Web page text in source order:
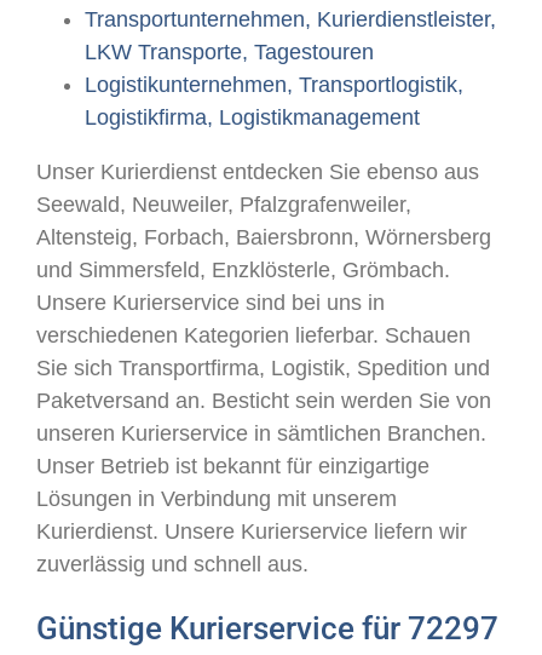
Transportunternehmen, Kurierdienstleister,
LKW Transporte, Tagestouren
Logistikunternehmen, Transportlogistik,
Logistikfirma, Logistikmanagement
Unser Kurierdienst entdecken Sie ebenso aus
Seewald, Neuweiler, Pfalzgrafenweiler,
Altensteig, Forbach, Baiersbronn, Wörnersberg
und Simmersfeld, Enzklösterle, Grömbach.
Unsere Kurierservice sind bei uns in
verschiedenen Kategorien lieferbar. Schauen
Sie sich Transportfirma, Logistik, Spedition und
Paketversand an. Besticht sein werden Sie von
unseren Kurierservice in sämtlichen Branchen.
Unser Betrieb ist bekannt für einzigartige
Lösungen in Verbindung mit unserem
Kurierdienst. Unsere Kurierservice liefern wir
zuverlässig und schnell aus.
Günstige Kurierservice für 72297